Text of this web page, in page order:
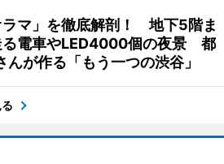
ラマ」を徹底解剖！ 地下5階ま
る電車やLED4000個の夜景 都
が作る「もう一つの渋谷」